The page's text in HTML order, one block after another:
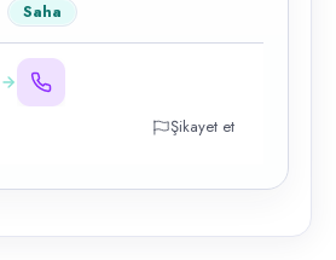
Saha
Şikayet et